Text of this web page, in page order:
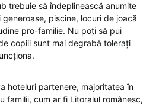
trebuie să îndeplinească anumite
piscine, locuri de joacă
pro-familie. Nu poți să pui
copiii sunt mai degrabă tolerați
hoteluri partenere, majoritatea în
familii, cum ar fi Litoralul românesc,